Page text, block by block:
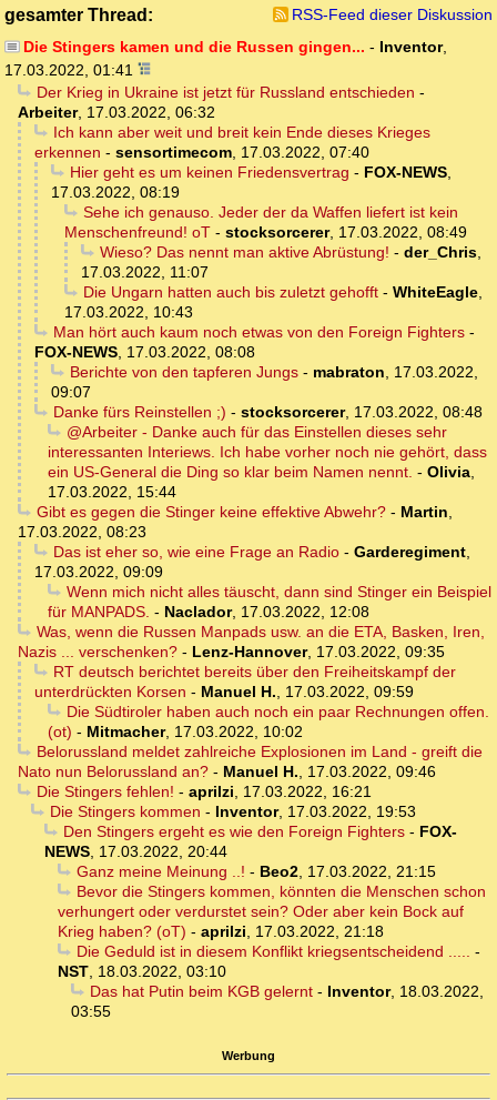
gesamter Thread:
RSS-Feed dieser Diskussion
Die Stingers kamen und die Russen gingen... - Inventor,
17.03.2022, 01:41
Der Krieg in Ukraine ist jetzt für Russland entschieden -
Arbeiter, 17.03.2022, 06:32
Ich kann aber weit und breit kein Ende dieses Krieges
erkennen - sensortimecom, 17.03.2022, 07:40
Hier geht es um keinen Friedensvertrag - FOX-NEWS,
17.03.2022, 08:19
Sehe ich genauso. Jeder der da Waffen liefert ist kein
Menschenfreund! oT - stocksorcerer, 17.03.2022, 08:49
Wieso? Das nennt man aktive Abrüstung! - der_Chris,
17.03.2022, 11:07
Die Ungarn hatten auch bis zuletzt gehofft- WhiteEagle,
17.03.2022, 10:43
Man hört auch kaum noch etwas von den Foreign Fighters-
FOX-NEWS, 17.03.2022, 08:08
Berichte von den tapferen Jungs- mabraton, 17.03.2022,
09:07
Danke fürs Reinstellen ;) - stocksorcerer, 17.03.2022, 08:48
@Arbeiter - Danke auch für das Einstellen dieses sehr
interessanten Interiews. Ich habe vorher noch nie gehört, dass
ein US-General die Ding so klar beim Namen nennt. - Olivia,
17.03.2022, 15:44
Gibt es gegen die Stinger keine effektive Abwehr?- Martin,
17.03.2022, 08:23
Das ist eher so, wie eine Frage an Radio- Garderegiment,
17.03.2022, 09:09
Wenn mich nicht alles täuscht, dann sind Stinger ein Beispiel
für MANPADS. - Naclador, 17.03.2022, 12:08
Was, wenn die Russen Manpads usw. an die ETA, Basken, Iren,
Nazis ... verschenken? - Lenz-Hannover, 17.03.2022, 09:35
RT deutsch berichtet bereits über den Freiheitskampf der
unterdrückten Korsen - Manuel H., 17.03.2022, 09:59
Die Südtiroler haben auch noch ein paar Rechnungen offen.
(ot) - Mitmacher, 17.03.2022, 10:02
Belorussland meldet zahlreiche Explosionen im Land - greift die
Nato nun Belorussland an? - Manuel H., 17.03.2022, 09:46
Die Stingers fehlen! - aprilzi, 17.03.2022, 16:21
Die Stingers kommen - Inventor, 17.03.2022, 19:53
Den Stingers ergeht es wie den Foreign Fighters- FOX-
NEWS, 17.03.2022, 20:44
Ganz meine Meinung ..! - Beo2, 17.03.2022, 21:15
Bevor die Stingers kommen, könnten die Menschen schon
verhungert oder verdurstet sein? Oder aber kein Bock auf
Krieg haben? (oT) - aprilzi, 17.03.2022, 21:18
Die Geduld ist in diesem Konflikt kriegsentscheidend ..... -
NST, 18.03.2022, 03:10
Das hat Putin beim KGB gelernt- Inventor, 18.03.2022,
03:55
Werbung